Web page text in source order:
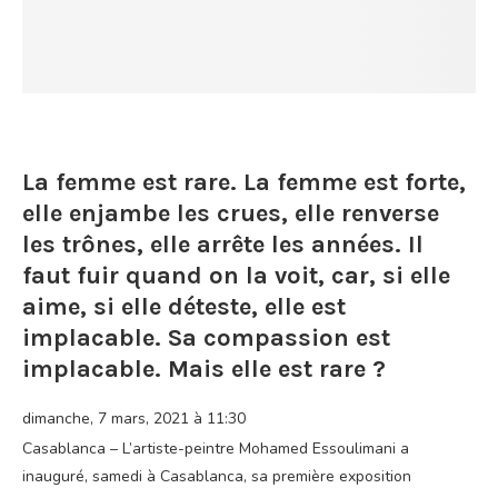
La femme est rare. La femme est forte,
elle enjambe les crues, elle renverse
les trônes, elle arrête les années. Il
faut fuir quand on la voit, car, si elle
aime, si elle déteste, elle est
implacable. Sa compassion est
implacable. Mais elle est rare ?
dimanche, 7 mars, 2021 à 11:30
Casablanca – L’artiste-peintre Mohamed Essoulimani a
inauguré, samedi à Casablanca, sa première exposition